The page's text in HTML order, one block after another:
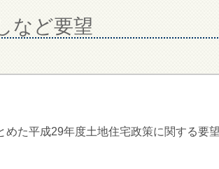
など要望
めた平成29年度土地住宅政策に関する要